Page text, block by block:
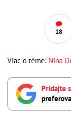
18
Viac o téme: Nina
Pridajte